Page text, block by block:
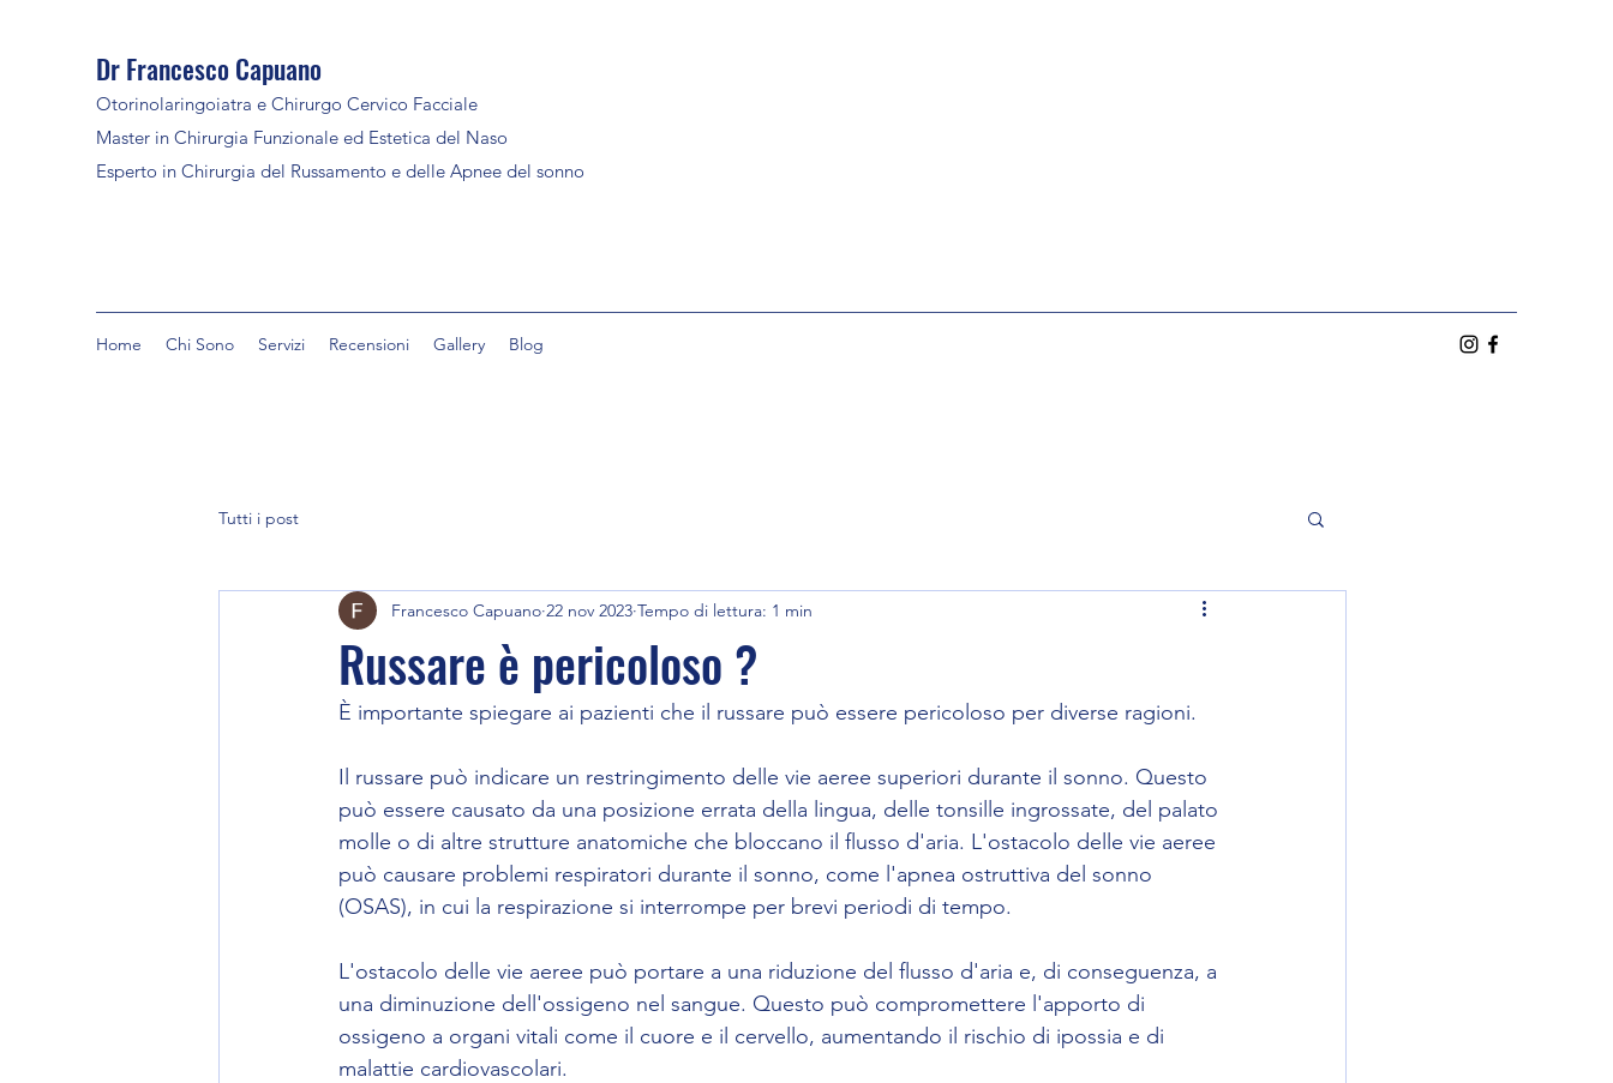
Dr Francesco Capuano
Otorinolaringoiatra e Chirurgo Cervico Facciale
Master in Chirurgia Funzionale ed Estetica del Naso
Esperto in Chirurgia del Russamento e delle Apnee del sonno
Home Chi Sono Servizi Recensioni Gallery Blog
Tutti i post
Russare è pericoloso ?
Francesco Capuano 22 nov 2023 Tempo di lettura: 1 min
È importante spiegare ai pazienti che il russare può essere pericoloso per diverse ragioni.
Il russare può indicare un restringimento delle vie aeree superiori durante il sonno. Questo
può essere causato da una posizione errata della lingua, delle tonsille ingrossate, del palato
molle o di altre strutture anatomiche che bloccano il flusso d'aria. L'ostacolo delle vie aeree
può causare problemi respiratori durante il sonno, come l'apnea ostruttiva del sonno
(OSAS), in cui la respirazione si interrompe per brevi periodi di tempo.
L'ostacolo delle vie aeree può portare a una riduzione del flusso d'aria e, di conseguenza, a
una diminuzione dell'ossigeno nel sangue. Questo può compromettere l'apporto di
ossigeno a organi vitali come il cuore e il cervello, aumentando il rischio di ipossia e di
malattie cardiovascolari.